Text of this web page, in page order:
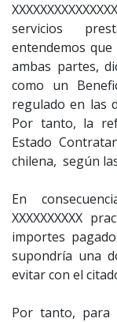
servicios
entendemos
ambas partes,
como un
regulado en las
Por tanto, la
Estado
chilena, según
En
XXXXXXXXXX
importes
supondría una
evitar con el
Por tanto, para